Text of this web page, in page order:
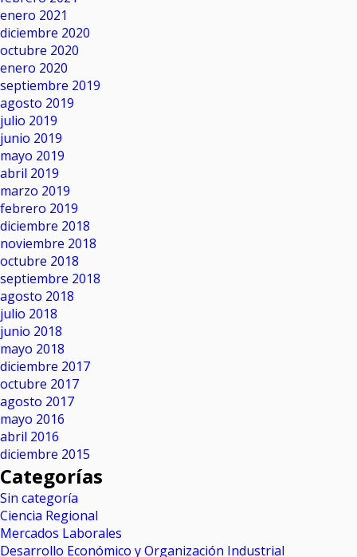
enero 2021
diciembre 2020
octubre 2020
enero 2020
septiembre 2019
agosto 2019
julio 2019
junio 2019
mayo 2019
abril 2019
marzo 2019
febrero 2019
diciembre 2018
noviembre 2018
octubre 2018
septiembre 2018
agosto 2018
julio 2018
junio 2018
mayo 2018
diciembre 2017
octubre 2017
agosto 2017
mayo 2016
abril 2016
diciembre 2015
Categorías
Sin categoría
Ciencia Regional
Mercados Laborales
Desarrollo Económico y Organización Industrial